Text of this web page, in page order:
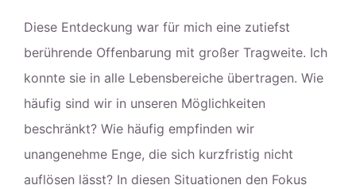
Diese Entdeckung war für mich eine zutiefst
berührende Offenbarung mit großer Tragweite. Ich
konnte sie in alle Lebensbereiche übertragen. Wie
häufig sind wir in unseren Möglichkeiten
beschränkt? Wie häufig empfinden wir
unangenehme Enge, die sich kurzfristig nicht
auflösen lässt? In diesen Situationen den Fokus